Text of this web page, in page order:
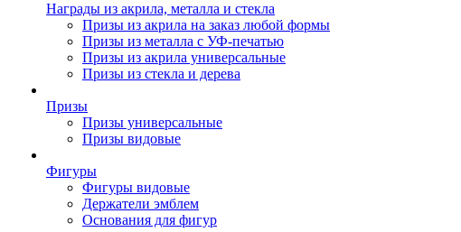
Награды из акрила, металла и стекла
Призы из акрила на заказ любой формы
Призы из металла с УФ-печатью
Призы из акрила универсальные
Призы из стекла и дерева
Призы
Призы универсальные
Призы видовые
Фигуры
Фигуры видовые
Держатели эмблем
Основания для фигур